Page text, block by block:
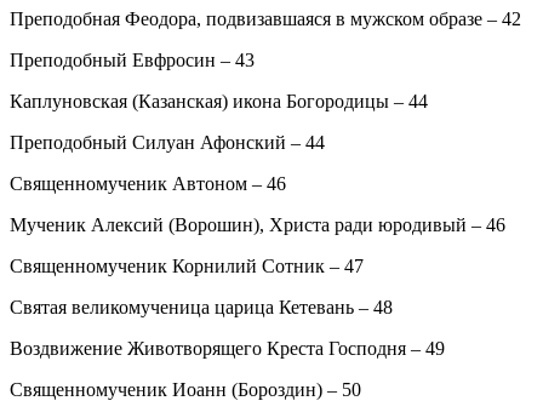
Преподобная Феодора, подвизавшаяся в мужском образе – 42
Преподобный Евфросин – 43
Каплуновская (Казанская) икона Богородицы – 44
Преподобный Силуан Афонский – 44
Священномученик Автоном – 46
Мученик Алексий (Ворошин), Христа ради юродивый – 46
Священномученик Корнилий Сотник – 47
Святая великомученица царица Кетевань – 48
Воздвижение Животворящего Креста Господня – 49
Священномученик Иоанн (Бороздин) – 50